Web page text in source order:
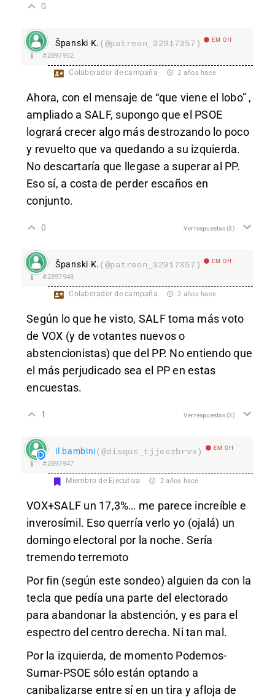
0
Španski K. (@patreon_32917357) EM Off
#2897952
Colaborador de campaña 2 años hace
Ahora, con el mensaje de “que viene el lobo” ,
ampliado a SALF, supongo que el PSOE
logrará crecer algo más destrozando lo poco
y revuelto que va quedando a su izquierda.
No descartaría que llegase a superar al PP.
Eso sí, a costa de perder escaños en
conjunto.
0 Ver respuestas(3)
Španski K. (@patreon_32917357) EM Off
#2897948
Colaborador de campaña 2 años hace
Según lo que he visto, SALF toma más voto
de VOX (y de votantes nuevos o
abstencionistas) que del PP. No entiendo que
el más perjudicado sea el PP en estas
encuestas.
1 Ver respuestas(3)
il bambini(@disqus_tjjeezbrvx) EM Off
#2897947
Miembro de Ejecutiva 2 años hace
VOX+SALF un 17,3%… me parece increíble e
inverosímil. Eso querría verlo yo (ojalá) un
domingo electoral por la noche. Sería
tremendo terremoto
Por fin (según este sondeo) alguien da con la
tecla que pedía una parte del electorado
para abandonar la abstención, y es para el
espectro del centro derecha. Ni tan mal.
Por la izquierda, de momento Podemos-
Sumar-PSOE sólo están optando a
canibalizarse entre sí en un tira y afloja de